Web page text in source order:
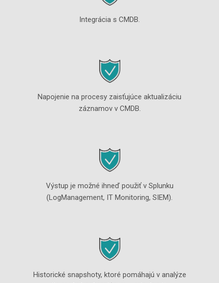
Integrácia s CMDB.
Napojenie na procesy zaisťujúce aktualizáciu
záznamov v CMDB.
Výstup je možné ihneď použiť v Splunku
(LogManagement, IT Monitoring, SIEM).
Historické snapshoty, ktoré pomáhajú v analýze